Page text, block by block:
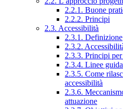
2.2.1. Buone
2.2.2. Principi
2.3. Accessibilità
2.3.1. Definizione
2.3.2.
2.3.3. Principi per
2.3.4. Linee
2.3.5. Come
accessibilità
2.3.6.
attuazione